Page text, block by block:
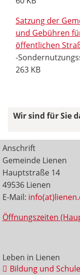
Satzung der
und Gebühren
öffentlichen
-
263 KB
Wir sind für Sie
Anschrift
Gemeinde Lienen
Hauptstraße 14
49536 Lienen
E-Mail:
Öffnungszeiten
Leben in Lienen
Bildung und Schule